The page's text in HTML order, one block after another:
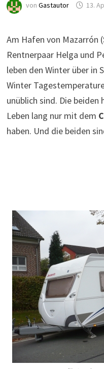
von Gastautor 13.
Am Hafen von Mazarrón
Rentnerpaar Helga und
leben den Winter über in
Winter
unüblich sind. Die
Leben lang nur mit dem
haben. Und die beiden